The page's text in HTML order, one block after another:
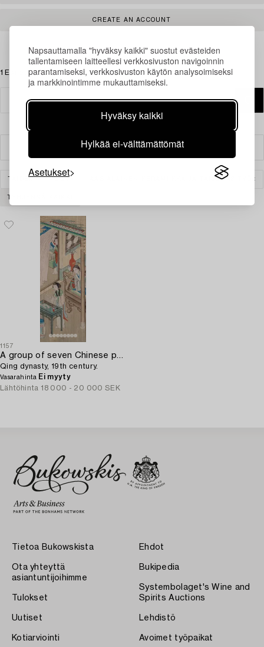
Napsauttamalla "hyväksy kaikki" suostut evästeiden
tallentamiseen laitteellesi verkkosivuston navigoinnin
parantamiseksi, verkkosivuston käytön analysoimiseksi
ja markkinointimme mukauttamiseksi.
Hyväksy kaikki
Hylkää ei-välttämättömät
Asetukset
CREATE AN ACCOUNT
1 Esinettä
Suodatin
AASIALAINEN KERAMIIKKA JA TAIDEKÄSITYÖ
1157
A group of seven Chinese paintings on silk by anonymous artist,
Qing dynasty, 19th century.
Vasarahinta Ei myyty
Lähtöhinta 18 000 - 20 000 SEK
Tietoa Bukowskista
Ota yhteyttä
asiantuntijoihimme
Tulokset
Uutiset
Kotiarviointi
Ehdot
Bukipedia
Systembolaget's Wine and
Spirits Auctions
Lehdistö
Avoimet työpaikat